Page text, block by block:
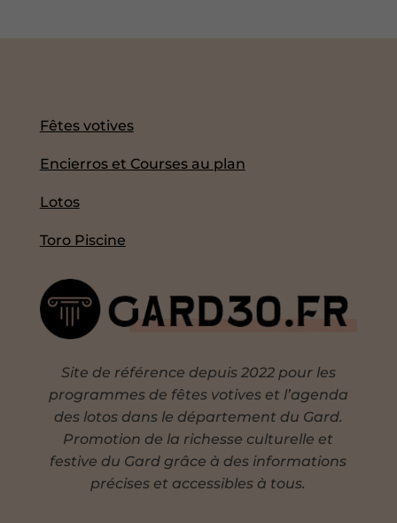
Fêtes votives
Encierros et Courses au plan
Lotos
Toro Piscine
Site de référence depuis 2022 pour les
programmes de fêtes votives et l’agenda
des lotos dans le département du Gard.
Promotion de la richesse culturelle et
festive du Gard grâce à des informations
précises et accessibles à tous.